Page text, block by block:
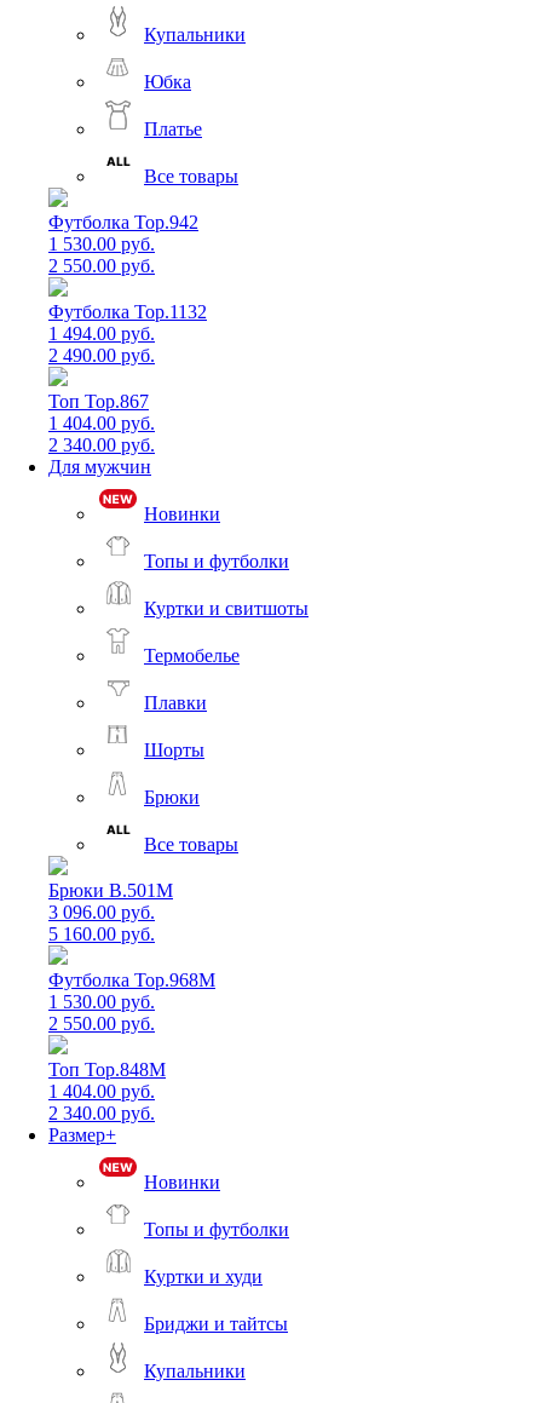
Купальники
Юбка
Платье
Все товары
Футболка Top.942
1 530.00 руб.
2 550.00 руб.
Футболка Top.1132
1 494.00 руб.
2 490.00 руб.
Топ Top.867
1 404.00 руб.
2 340.00 руб.
Для мужчин
Новинки
Топы и футболки
Куртки и свитшоты
Термобелье
Плавки
Шорты
Брюки
Все товары
Брюки B.501M
3 096.00 руб.
5 160.00 руб.
Футболка Top.968M
1 530.00 руб.
2 550.00 руб.
Топ Top.848M
1 404.00 руб.
2 340.00 руб.
Размер+
Новинки
Топы и футболки
Куртки и худи
Бриджи и тайтсы
Купальники